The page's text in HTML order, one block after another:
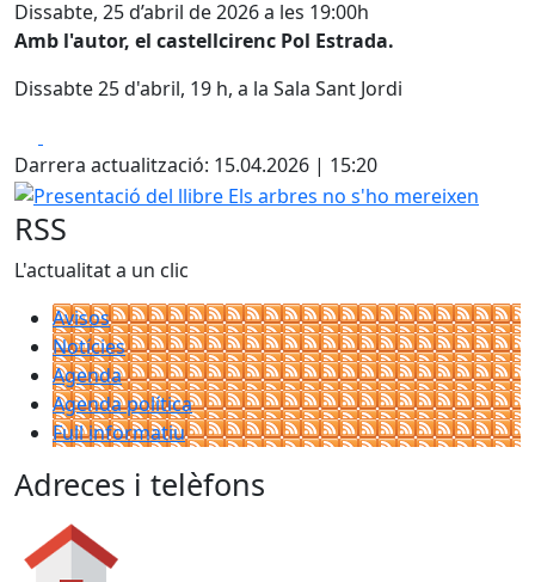
Dissabte, 25 d’abril de 2026 a les 19:00h
Amb l'autor, el castellcirenc Pol Estrada.
Dissabte 25 d'abril, 19 h, a la Sala Sant Jordi
Darrera actualització: 15.04.2026 | 15:20
Presentació del llibre Els arbres no s'ho mereixen
RSS
L'actualitat a un clic
Avisos
Notícies
Agenda
Agenda política
Full informatiu
Adreces i telèfons